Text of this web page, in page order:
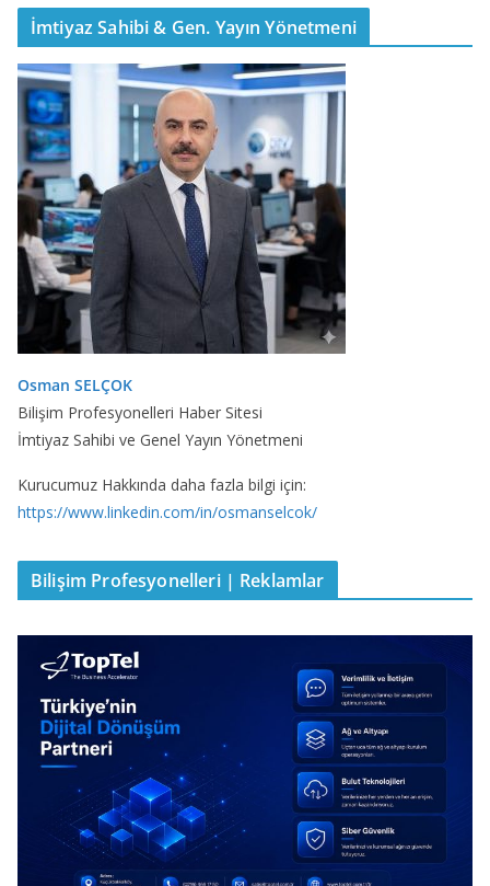
İmtiyaz Sahibi & Gen. Yayın Yönetmeni
Osman SELÇOK
Bilişim Profesyonelleri Haber Sitesi
İmtiyaz Sahibi ve Genel Yayın Yönetmeni
Kurucumuz Hakkında daha fazla bilgi için:
https://www.linkedin.com/in/osmanselcok/
Bilişim Profesyonelleri | Reklamlar